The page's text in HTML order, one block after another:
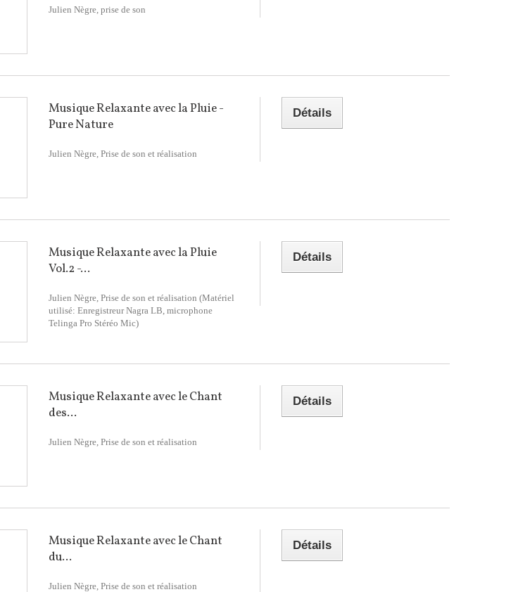
Julien Nègre, prise de son
Musique Relaxante avec la Pluie -
Pure Nature
Julien Nègre, Prise de son et réalisation
Détails
Musique Relaxante avec la Pluie
Vol.2 -...
Julien Nègre, Prise de son et réalisation (Matériel
utilisé: Enregistreur Nagra LB, microphone
Telinga Pro Stéréo Mic)
Détails
Musique Relaxante avec le Chant
des...
Julien Nègre, Prise de son et réalisation
Détails
Musique Relaxante avec le Chant
du...
Julien Nègre, Prise de son et réalisation
Détails